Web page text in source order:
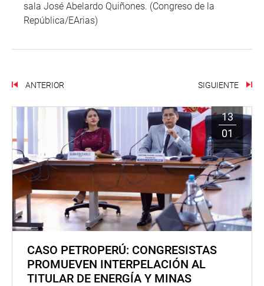
sala José Abelardo Quiñones. (Congreso de la
República/EArias)
ANTERIOR SIGUIENTE
13
01
CASO PETROPERÚ: CONGRESISTAS
PROMUEVEN INTERPELACIÓN AL
TITULAR DE ENERGÍA Y MINAS